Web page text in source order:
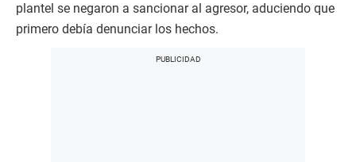
plantel se negaron a sancionar al agresor, aduciendo que
primero debía denunciar los hechos.